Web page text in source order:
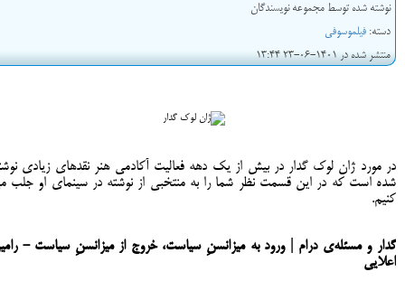
نوشته شده توسط مجموعه نویسندگان
دسته: فیلموسوفی
منتشر شده در 1401-06-23 13:44
در مورد ژان لوک گدار در بیش از یک دهه فعالیت آکادمی هنر نقدهای زیادی
شده است که در این قسمت نظر شما را به منتخبی از نوشته در سینمای او جلب
کنیم.
گدار و مسئله‌ی درام | ورود به میزانسنِ سیاست، خروج از میزانسنِ سیاست -
اعلایی